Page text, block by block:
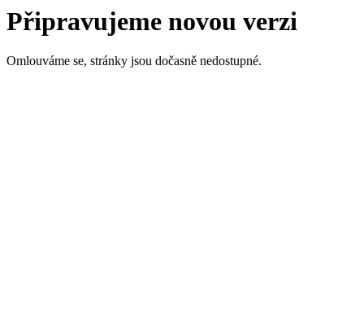
Připravujeme novou verzi
Omlouváme se, stránky jsou dočasně nedostupné.